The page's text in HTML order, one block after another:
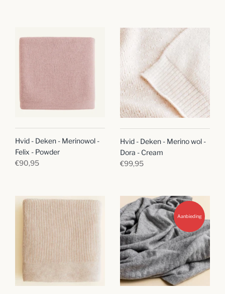
Hvid - Deken - Merinowol -
Felix - Powder
€90,95
Hvid - Deken - Merino wol -
Dora - Cream
€99,95
Aanbieding